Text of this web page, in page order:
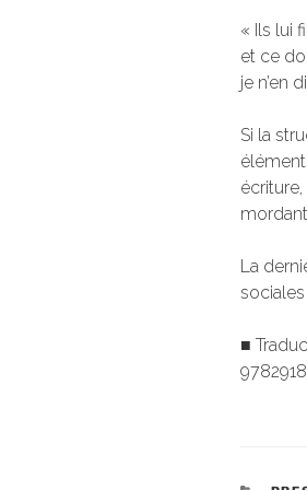
« Ils lui
et ce
je n’en
Si la
La
■